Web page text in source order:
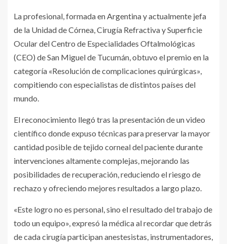
La profesional, formada en Argentina y actualmente jefa
de la Unidad de Córnea, Cirugía Refractiva y Superficie
Ocular del Centro de Especialidades Oftalmológicas
(CEO) de San Miguel de Tucumán, obtuvo el premio en la
categoría «Resolución de complicaciones quirúrgicas»,
compitiendo con especialistas de distintos países del
mundo.
El reconocimiento llegó tras la presentación de un video
científico donde expuso técnicas para preservar la mayor
cantidad posible de tejido corneal del paciente durante
intervenciones altamente complejas, mejorando las
posibilidades de recuperación, reduciendo el riesgo de
rechazo y ofreciendo mejores resultados a largo plazo.
«Este logro no es personal, sino el resultado del trabajo de
todo un equipo», expresó la médica al recordar que detrás
de cada cirugía participan anestesistas, instrumentadores,